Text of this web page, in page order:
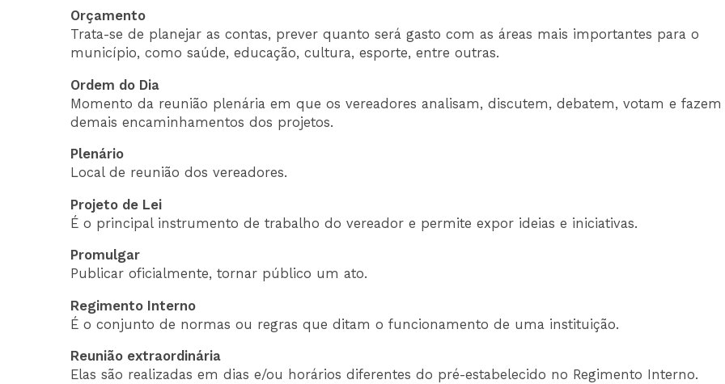
Orçamento
Trata-se de planejar as contas, prever quanto será gasto com as áreas mais importantes para o
município, como saúde, educação, cultura, esporte, entre outras.
Ordem do Dia
Momento da reunião plenária em que os vereadores analisam, discutem, debatem, votam e fazem
demais encaminhamentos dos projetos.
Plenário
Local de reunião dos vereadores.
Projeto de Lei
É o principal instrumento de trabalho do vereador e permite expor ideias e iniciativas.
Promulgar
Publicar oficialmente, tornar público um ato.
Regimento Interno
É o conjunto de normas ou regras que ditam o funcionamento de uma instituição.
Reunião extraordinária
Elas são realizadas em dias e/ou horários diferentes do pré-estabelecido no Regimento Interno.